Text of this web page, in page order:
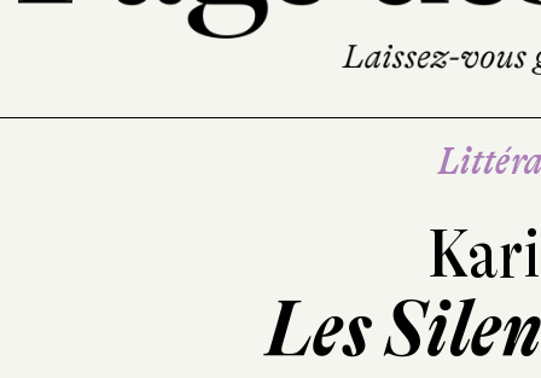
Les